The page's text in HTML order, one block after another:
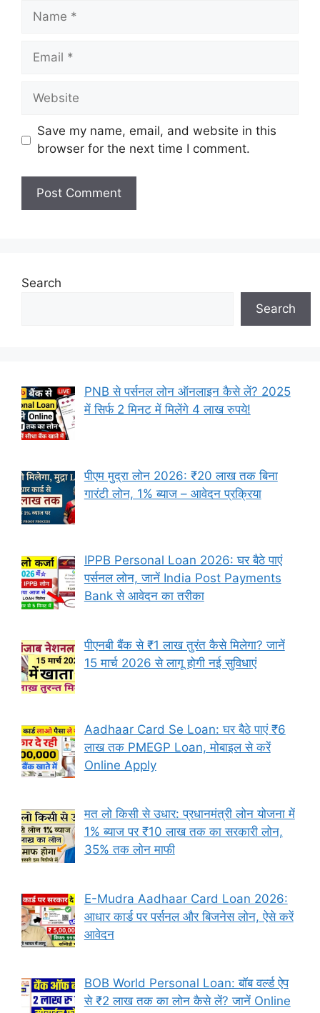
Name
Email
Website
Save my name, email, and website in this
browser for the next time I comment.
Search
Search
PNB से पर्सनल लोन ऑनलाइन कैसे लें? 2025
में सिर्फ 2 मिनट में मिलेंगे 4 लाख रुपये!
पीएम मुद्रा लोन 2026: ₹20 लाख तक बिना
गारंटी लोन, 1% ब्याज – आवेदन प्रक्रिया
IPPB Personal Loan 2026: घर बैठे पाएं
पर्सनल लोन, जानें India Post Payments
Bank से आवेदन का तरीका
पीएनबी बैंक से ₹1 लाख तुरंत कैसे मिलेगा? जानें
15 मार्च 2026 से लागू होगी नई सुविधाएं
Aadhaar Card Se Loan: घर बैठे पाएं ₹6
लाख तक PMEGP Loan, मोबाइल से करें
Online Apply
मत लो किसी से उधार: प्रधानमंत्री लोन योजना में
1% ब्याज पर ₹10 लाख तक का सरकारी लोन,
35% तक लोन माफी
E-Mudra Aadhaar Card Loan 2026:
आधार कार्ड पर पर्सनल और बिजनेस लोन, ऐसे करें
आवेदन
BOB World Personal Loan: बॉब वर्ल्ड ऐप
से ₹2 लाख तक का लोन कैसे लें? जानें Online